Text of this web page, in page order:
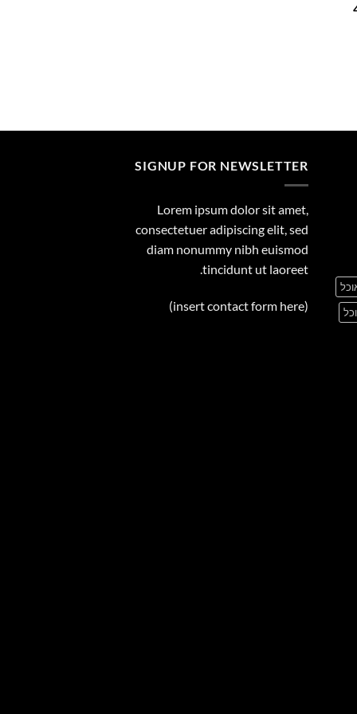
המחיר
SIGNUP FOR NEWSLETTER
Lorem ipsum dolor sit amet,
consectetuer adipiscing elit, sed
diam nonummy nibh euismod
tincidunt ut laoreet.
(insert contact form here)